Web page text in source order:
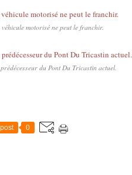
véhicule motorisé ne peut le franchir.
du Pont Du Tricastin actuel.
0